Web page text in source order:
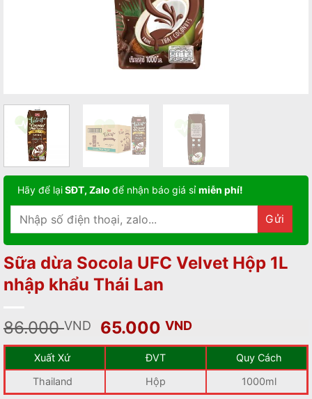
Hãy để lạiSĐT, Zalo để nhận báo giá sỉmiễn phí!
Sữa dừa Socola UFC Velvet Hộp 1L
nhập khẩu Thái Lan
86.000VND
Giá
gốc
86.000 VND.
65.000VNDGiá
hiện
là:
65.000 VND.
Xuất Xứ ĐVT
Quy Cách
Thailand
Hộp 1000ml